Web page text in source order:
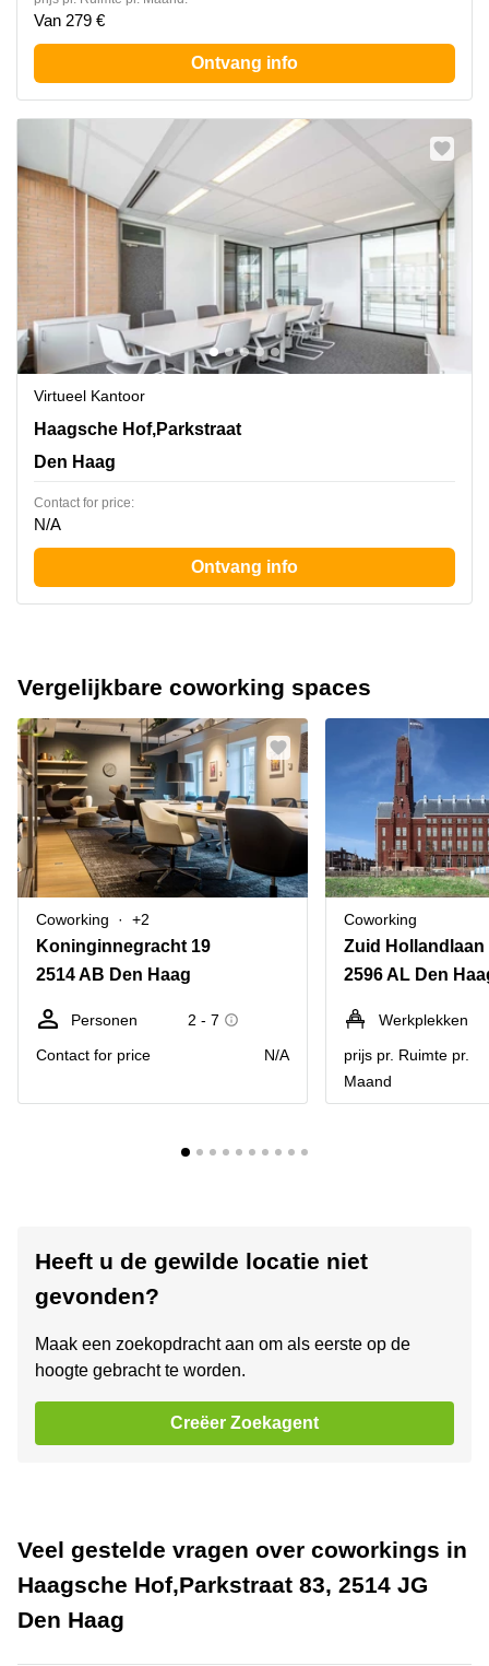
Van 279 €
Ontvang info
Virtueel Kantoor
Haagsche Hof,Parkstraat 83, Den Haag
Haagsche Hof,Parkstraat
Den Haag
Contact for price:
N/A
Ontvang info
Vergelijkbare coworking spaces
Coworking +2
Koninginnegracht 19
2514 AB Den Haag
Personen
2 - 7
Contact for price
N/A
Coworking
Zuid Hollandlaan
2596 AL Den
Werkplekken
prijs pr. Ruimte pr.
Maand
Heeft u de gewilde locatie niet
gevonden?
Maak een zoekopdracht aan om als eerste op de
hoogte gebracht te worden.
Creëer Zoekagent
Veel gestelde vragen over coworkings in
Haagsche Hof,Parkstraat 83, 2514 JG
Den Haag